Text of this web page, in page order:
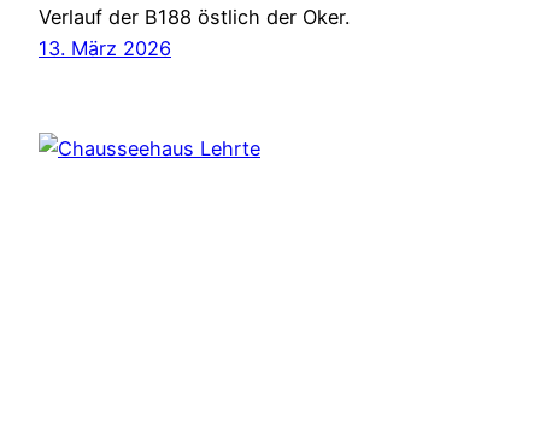
Verlauf der B188 östlich der Oker.
13. März 2026